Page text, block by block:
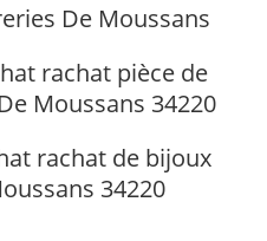
De Moussans
rachat pièce de
Moussans 34220
rachat de bijoux
34220